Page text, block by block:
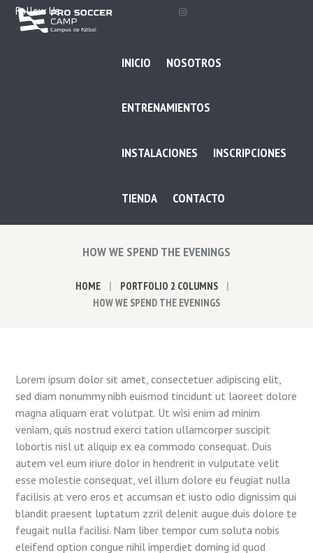
Follow Us
INICIO NOSOTROS
ENTRENAMIENTOS
INSTALACIONES INSCRIPCIONES
TIENDA CONTACTO
HOW WE SPEND THE EVENINGS
HOME
PORTFOLIO 2 COLUMNS
HOW WE SPEND THE EVENINGS
Lorem ipsum dolor sit amet, consectetuer adipiscing elit,
sed diam nonummy nibh euismod tincidunt ut laoreet dolore
magna aliquam erat volutpat. Ut wisi enim ad minim
veniam, quis nostrud exerci tation ullamcorper suscipit
lobortis nisl ut aliquip ex ea commodo consequat. Duis
autem vel eum iriure dolor in hendrerit in vulputate velit
esse molestie consequat, vel illum dolore eu feugiat nulla
facilisis at vero eros et accumsan et iusto odio dignissim qui
blandit praesent luptatum zzril delenit augue duis dolore te
feugait nulla facilisi. Nam liber tempor cum soluta nobis
eleifend option congue nihil imperdiet doming id quod